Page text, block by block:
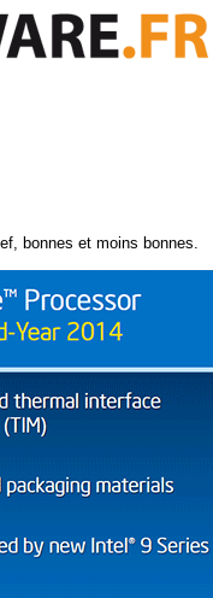
bonnes et moins bonnes.